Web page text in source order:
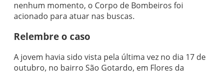
nenhum momento, o Corpo de Bombeiros foi
acionado para atuar nas buscas.
Relembre o caso
A jovem havia sido vista pela última vez no dia 17 de
outubro, no bairro São Gotardo, em Flores da